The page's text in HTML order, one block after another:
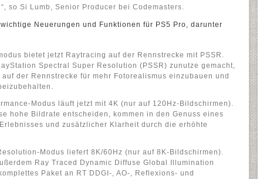
so Si Lumb, Senior Producer bei Codemasters.
Neuerungen und Funktionen für PS5 Pro, darunter
bietet jetzt Raytracing auf der Rennstrecke mit PSSR.
Spectral Super Resolution (PSSR) zunutze gemacht,
der Rennstrecke für mehr Fotorealismus einzubauen und
Modus läuft jetzt mit 4K (nur auf 120Hz-Bildschirmen).
hohe Bildrate entscheiden, kommen in den Genuss eines
und zusätzlicher Klarheit durch die erhöhte
Modus liefert 8K/60Hz (nur auf 8K-Bildschirmen).
Ray Traced Dynamic Diffuse Global Illumination
Paket an RT DDGI-, AO-, Reflexions- und